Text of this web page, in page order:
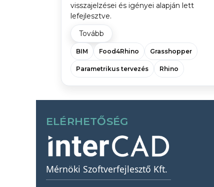
visszajelzései és igényei alapján lett
lefejlesztve.
Tovább
BIM Food4Rhino Grasshopper
Parametrikus tervezés Rhino
ELÉRHETŐSÉG
Mérnöki Szoftverfejlesztő Kft.